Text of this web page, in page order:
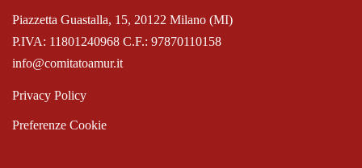
P.IVA: 11801240968 C.F.: 97870110158
Piazzetta Guastalla, 15, 20122 Milano (MI)
info@comitatoamur.it
Privacy Policy
Preferenze Cookie